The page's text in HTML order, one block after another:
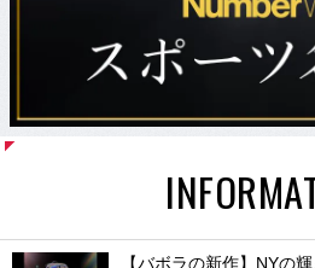
【バボラの新作】NYの